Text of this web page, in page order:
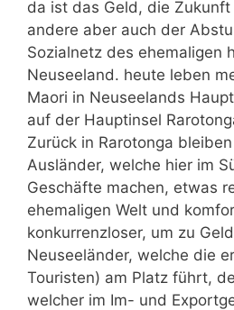
da ist das Geld, die Zukunft
andere aber auch der
Sozialnetz des ehemaligen
Neuseeland. heute leben
Maori in Neuseelands
auf der Hauptinsel
Zurück in Rarotonga
Ausländer, welche hier im
Geschäfte machen, etwas
ehemaligen Welt und
konkurrenzloser, um zu
Neuseeländer, welche die
Touristen) am Platz führt,
welcher im Im- und